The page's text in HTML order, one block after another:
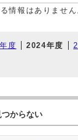
情報はありません
度 2024年度
からない